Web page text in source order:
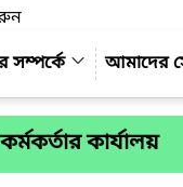
সম্পর্কে
আমাদের
কার্যালয়